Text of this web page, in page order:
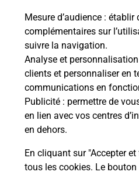
Mesure d’audience : établir
complémentaires sur
suivre la navigation.
Analyse et personnalisation
clients et personnaliser en
communications en
Publicité : permettre de
en lien avec vos centres
en dehors.
En cliquant sur "Accepter
tous les cookies. Le
Boîte aux lettres La
Collecte du courrier
2 Rue De Pligniere
03110 Saint Didier La Foret
Le lien s'ouvre dans un nouvel